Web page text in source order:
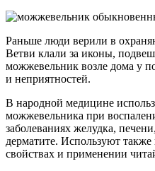
Раньше люди верили в
Ветви клали за иконы,
можжевельник возле дома у
и неприятностей.
В народной медицине
можжевельника при
заболеваниях желудка,
дерматите. Используют
свойствах и применении